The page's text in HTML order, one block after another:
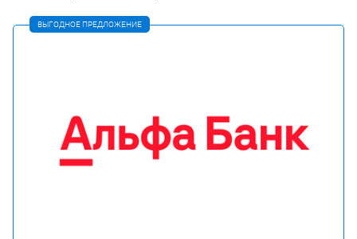
ВЫГОДНОЕ ПРЕДЛОЖЕНИЕ